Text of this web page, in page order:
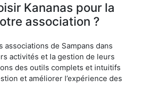
Kananas pour la
association ?
associations de Sampans dans
activités et la gestion de leurs
des outils complets et intuitifs
et améliorer l’expérience des